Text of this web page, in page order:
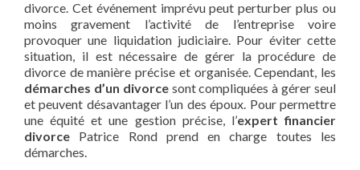
divorce. Cet événement imprévu peut perturber plus ou
moins gravement l’activité de l’entreprise voire
provoquer une liquidation judiciaire. Pour éviter cette
situation, il est nécessaire de gérer la procédure de
divorce de manière précise et organisée. Cependant, les
démarches d’un divorcesont compliquées à gérer seul
et peuvent désavantager l’un des époux. Pour permettre
une équité et une gestion précise, l’expert financier
divorce Patrice Rond prend en charge toutes les
démarches.